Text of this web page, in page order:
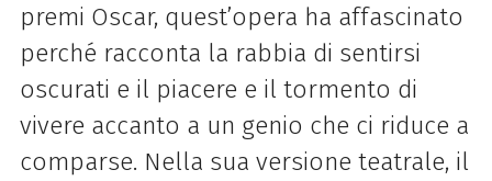
premi Oscar, quest’opera ha affascinato
perché racconta la rabbia di sentirsi
oscurati e il piacere e il tormento di
vivere accanto a un genio che ci riduce a
comparse. Nella sua versione teatrale, il